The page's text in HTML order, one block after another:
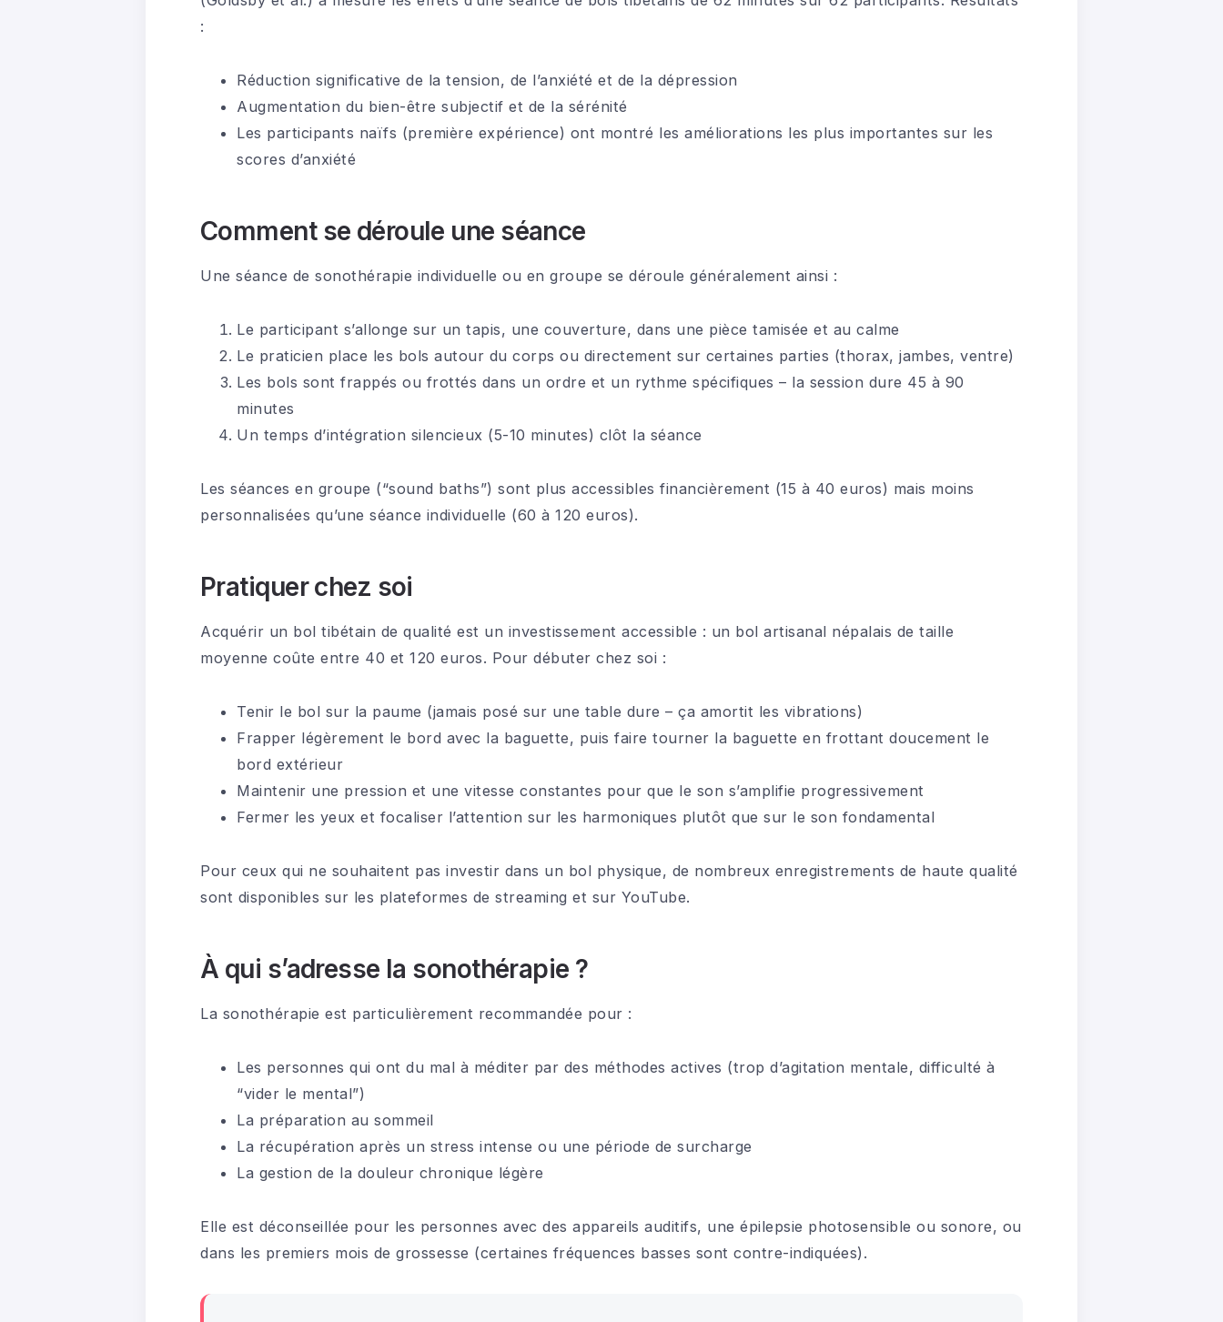
:
Réduction significative de la tension, de l’anxiété et de la dépression
Augmentation du bien-être subjectif et de la sérénité
Les participants naïfs (première expérience) ont montré les améliorations les plus importantes sur les
scores d’anxiété
Comment se déroule une séance
Une séance de sonothérapie individuelle ou en groupe se déroule généralement ainsi :
Le participant s’allonge sur un tapis, une couverture, dans une pièce tamisée et au calme
Le praticien place les bols autour du corps ou directement sur certaines parties (thorax, jambes, ventre)
Les bols sont frappés ou frottés dans un ordre et un rythme spécifiques – la session dure 45 à 90
minutes
Un temps d’intégration silencieux (5-10 minutes) clôt la séance
Les séances en groupe (“sound baths”) sont plus accessibles financièrement (15 à 40 euros) mais moins
personnalisées qu’une séance individuelle (60 à 120 euros).
Pratiquer chez soi
Acquérir un bol tibétain de qualité est un investissement accessible : un bol artisanal népalais de taille
moyenne coûte entre 40 et 120 euros. Pour débuter chez soi :
Tenir le bol sur la paume (jamais posé sur une table dure – ça amortit les vibrations)
Frapper légèrement le bord avec la baguette, puis faire tourner la baguette en frottant doucement le
bord extérieur
Maintenir une pression et une vitesse constantes pour que le son s’amplifie progressivement
Fermer les yeux et focaliser l’attention sur les harmoniques plutôt que sur le son fondamental
Pour ceux qui ne souhaitent pas investir dans un bol physique, de nombreux enregistrements de haute qualité
sont disponibles sur les plateformes de streaming et sur YouTube.
À qui s’adresse la sonothérapie ?
La sonothérapie est particulièrement recommandée pour :
Les personnes qui ont du mal à méditer par des méthodes actives (trop d’agitation mentale, difficulté à
“vider le mental”)
La préparation au sommeil
La récupération après un stress intense ou une période de surcharge
La gestion de la douleur chronique légère
Elle est déconseillée pour les personnes avec des appareils auditifs, une épilepsie photosensible ou sonore, ou
dans les premiers mois de grossesse (certaines fréquences basses sont contre-indiquées).